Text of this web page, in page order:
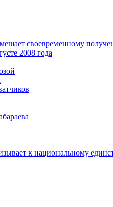
своевременному
2008 года
к национальному